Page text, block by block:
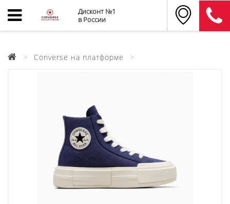
Дисконт №1
в России
Converse на платформе